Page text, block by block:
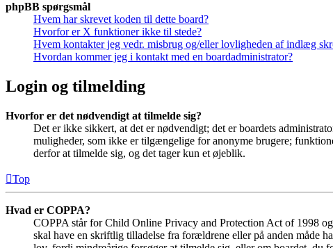
phpBB spørgsmål
Hvem har skrevet koden til dette board?
Hvorfor er X funktioner ikke til stede?
Hvem kontakter jeg vedr. misbrug og/eller lovligheden af indlæg
Hvordan kommer jeg i kontakt med en boardadministrator?
Login og tilmelding
Hvorfor er det nødvendigt at tilmelde sig?
Det er ikke sikkert, at det er nødvendigt; det er boardets
muligheder, som ikke er tilgængelige for anonyme brugere;
derfor at tilmelde sig, og det tager kun et øjeblik.
Top
Hvad er COPPA?
COPPA står for Child Online Privacy and Protection Act of 1998
skal have en skriftlig tilladelse fra forældrene eller på anden måde